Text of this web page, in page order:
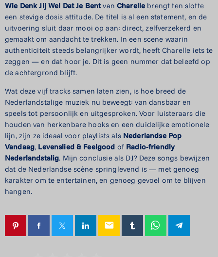
Wie Denk Jij Wel Dat Je Bentvan Charelle brengt ten slotte
een stevige dosis attitude. De titel is al een statement, en de
uitvoering sluit daar mooi op aan: direct, zelfverzekerd en
gemaakt om aandacht te trekken. In een scene waarin
authenticiteit steeds belangrijker wordt, heeft Charelle iets te
zeggen — en dat hoor je. Dit is geen nummer dat beleefd op
de achtergrond blijft.
Wat deze vijf tracks samen laten zien, is hoe breed de
Nederlandstalige muziek nu beweegt: van dansbaar en
speels tot persoonlijk en uitgesproken. Voor luisteraars die
houden van herkenbare hooks en een duidelijke emotionele
lijn, zijn ze ideaal voor playlists als Nederlandse Pop
Vandaag, Levenslied & Feelgood of Radio-friendly
Nederlandstalig. Mijn conclusie als DJ? Deze songs bewijzen
dat de Nederlandse scène springlevend is — met genoeg
karakter om te entertainen, en genoeg gevoel om te blijven
hangen.
email